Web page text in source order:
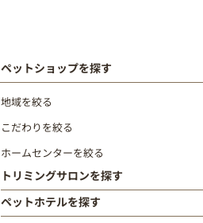
ペットショップを探す
地域を絞る
こだわりを絞る
ホームセンターを絞る
トリミングサロンを探す
ペットホテルを探す